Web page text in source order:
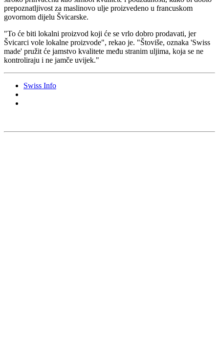
prepoznatljivost za maslinovo ulje proizvedeno u francuskom
govornom dijelu Švicarske.
"To će biti lokalni proizvod koji će se vrlo dobro prodavati, jer
Švicarci vole lokalne proizvode", rekao je. "Štoviše, oznaka 'Swiss
made' pružit će jamstvo kvalitete među stranim uljima, koja se ne
kontroliraju i ne jamče uvijek."
Swiss Info